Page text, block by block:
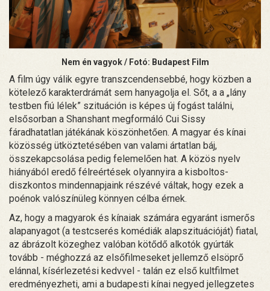
Nem én vagyok / Fotó: Budapest Film
A film úgy válik egyre transzcendensebbé, hogy közben a
kötelező karakterdrámát sem hanyagolja el. Sőt, a a „lány
testben fiú lélek” szituáción is képes új fogást találni,
elsősorban a Shanshant megformáló Cui Sissy
fáradhatatlan játékának köszönhetően. A magyar és kínai
közösség ütköztetésében van valami ártatlan báj,
összekapcsolása pedig felemelően hat. A közös nyelv
hiányából eredő félreértések olyannyira a kisboltos-
diszkontos mindennapjaink részévé váltak, hogy ezek a
poénok valószínüleg könnyen célba érnek.
Az, hogy a magyarok és kínaiak számára egyaránt ismerős
alapanyagot (a testcserés komédiák alapszituációját) fiatal,
az ábrázolt közeghez valóban kötődő alkotók gyúrták
tovább - méghozzá az elsőfilmeseket jellemző elsöprő
elánnal, kísérlezetési kedvvel - talán ez első kultfilmet
eredményezheti, ami a budapesti kínai negyed jellegzetes